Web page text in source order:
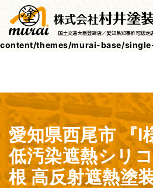
Warning: Undefined array key 0 in
/home/lctxs37/muraitoso.jp/
content/themes/murai-base/
愛知県西尾市 『I
低汚染遮熱シリ
根 高反射遮熱塗